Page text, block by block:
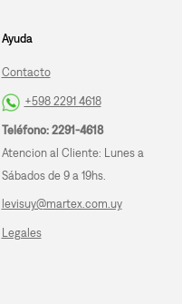
Ayuda
Contacto
+598 2291 4618
Teléfono: 2291-4618
Atencion al Cliente: Lunes a
Sábados de 9 a 19hs.
levisuy@martex.com.uy
Legales